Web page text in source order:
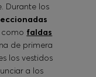
Durante los
como faldas
de primera
los vestidos
a los